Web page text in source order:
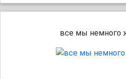
все мы немного